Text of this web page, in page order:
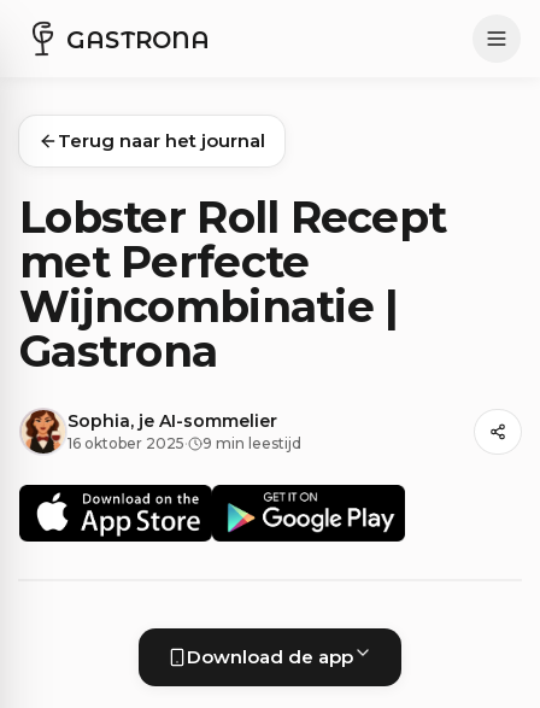
GASTRONA
Terug naar het journal
Lobster Roll Recept
met Perfecte
Wijncombinatie |
Gastrona
Sophia, je AI-sommelier
16 oktober 2025· 9 min leestijd
Download de app